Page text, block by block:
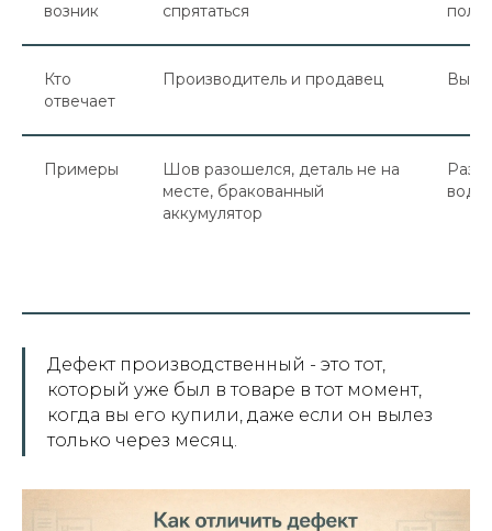
возник
спрятаться
Кто
отвечает
Производитель и продавец Вы
Примеры
Шов разошелся, деталь не на
месте, бракованный
аккумулятор
Дефект производственный - это тот,
который уже был в товаре в тот момент,
когда вы его купили, даже если он вылез
только через месяц.